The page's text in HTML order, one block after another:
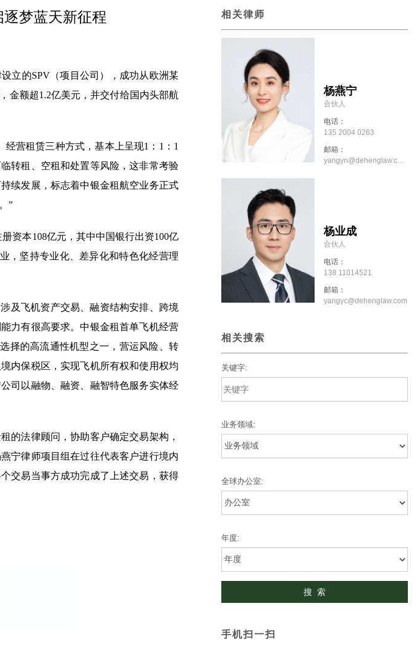
梦蓝天新征程
立的SPV（项目公司），成功从欧洲某
金额超1.2亿美元，并交付给国内头部航
营租赁三种方式，基本上呈现1：1：1
转租、空租和处置等风险，这非常考验
续发展，标志着中银金租航空业务正式
”
资本108亿元，其中中国银行出资100亿
，坚持专业化、差异化和特色化经营理
及飞机资产交易、融资结构安排、跨境
力有很高要求。中银金租首单飞机经营
择的高流通性机型之一，营运风险、转
内保税区，实现飞机所有权和使用权均
司以融物、融资、融智特色服务实体经
的法律顾问，协助客户确定交易架构，
宁律师项目组在过往代表客户进行境内
交易当事方成功完成了上述交易，获得
相关律师
杨燕宁
合伙人
电话：
135 2004 0263
邮箱：
yangyn@dehenglaw.com
杨业成
合伙人
电话：
138 11014521
邮箱：
yangyc@dehenglaw.com
相关搜索
关键字:
业务领域:
全球办公室:
年度:
手机扫一扫